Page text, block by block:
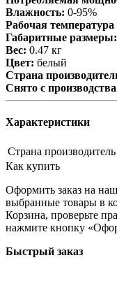
Влажность: 0-95%
Рабочая
Габаритные размеры:
Вес: 0.47 кг
Цвет: белый
Страна
Снято с
Характеристики
Страна производитель
Как купить
Оформить заказ на
выбранные товары в
Корзина, проверьте
нажмите кнопку
Быстрый заказ